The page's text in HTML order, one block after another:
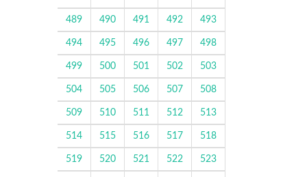
489 490 491 492 493
494 495 496 497 498
499 500 501 502 503
504 505 506 507 508
509 510 511 512 513
514 515 516 517 518
519 520 521 522 523